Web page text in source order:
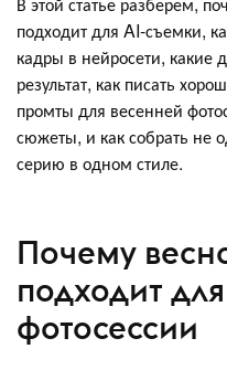
подходит для AI-съемки,
кадры в нейросети, какие
результат, как писать
промты для весенней
сюжеты, и как собрать не
серию в одном стиле.
Почему
подходит
фотосессии